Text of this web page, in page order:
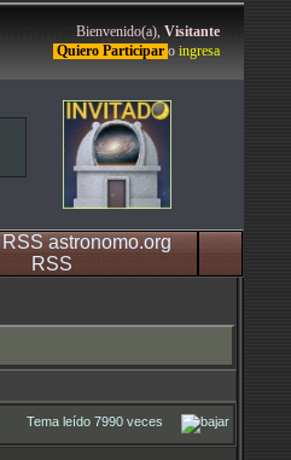
Bienvenido(a), Visitante
Quiero Participar o ingresa
RSS
Tema leído 7990 veces